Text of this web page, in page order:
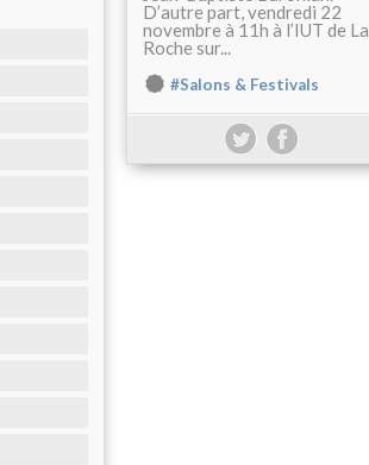
D’autre part, vendredi 22
novembre à 11h à l’IUT de La
Roche sur...
#Salons & Festivals